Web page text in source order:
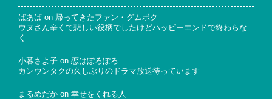
ばあば on 帰ってきたファン・グムボク
ウヌさん辛くて悲しい役柄でしたけどハッピーエンドで終わらな
く…
小暮さよ子 on 恋はぽろぽろ
カンウンタクの久しぶりのドラマ放送待っています
まるめだか on 幸せをくれる人